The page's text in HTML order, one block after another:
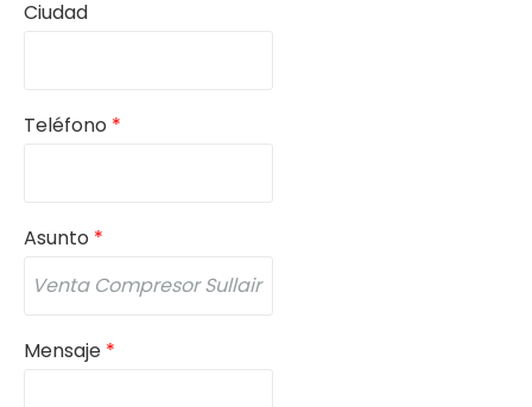
Ciudad
Teléfono *
Asunto *
Mensaje *